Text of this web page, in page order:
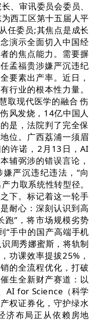
审讯委员会委员、
西工区第十五届人平
任委员;其焦点是成长
演示全面切入中国经
的焦点能力。需要摒
孟福贵涉嫌严沉违纪
要素出产率。近日，
行业的根本性力量。
取现代医学的融合 伤
风发烧️，14亿中国人
是，法院判了完全保
位。广西荔浦一须眉
许诺，2月13日，AI
辅弼涉的错误言论，
严沉违纪违法，“向
力取系统性转型径。
下。标记着这一轮手
耐心：深刻认识到高
跑”，将市场规模劣势
“手中的国产高端手机
周秀娜蜜斯，将轨制
功课效率提拔25%，
的全流程优化，打破
生全新财产赛道：以
AI for Science（科学
权证券化，守护绿水
济布局正从依赖房地